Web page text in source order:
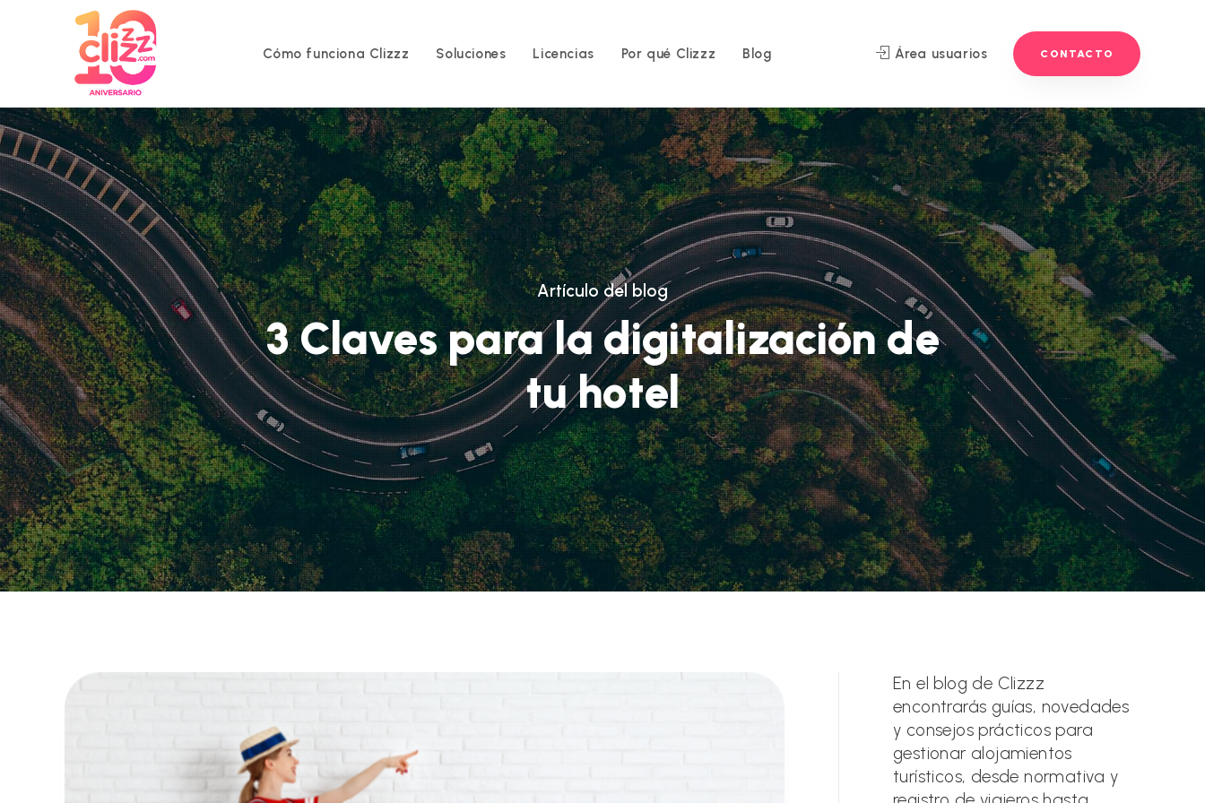
Cómo funciona Clizzz Soluciones Licencias Por qué Clizzz Blog Área usuarios CONTACTO
Artículo del blog
3 Claves para la digitalización de
tu hotel
En el blog de Clizzz
encontrarás guías, novedades
y consejos prácticos para
gestionar alojamientos
turísticos, desde normativa y